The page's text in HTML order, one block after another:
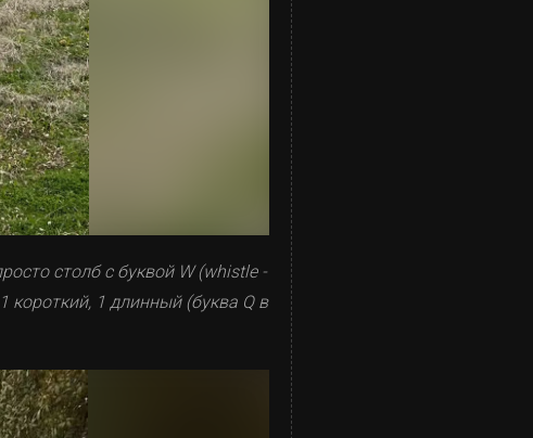
столб с буквой W (whistle -
короткий, 1 длинный (буква Q в